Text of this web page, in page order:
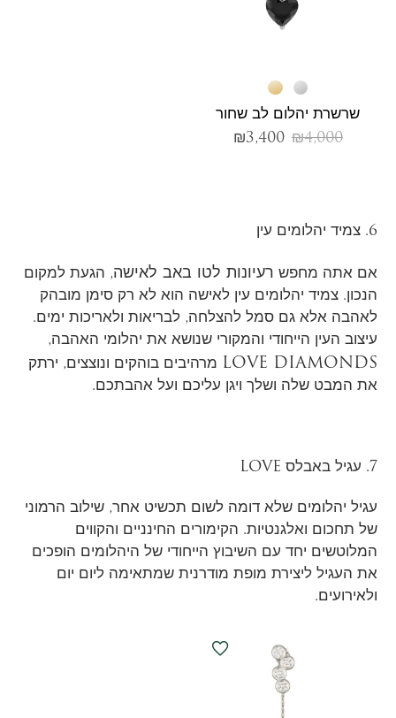
שרשרת יהלום לב שחור
₪4,000
₪3,400
6. צמיד יהלומים עין
אם אתה מחפש רעיונות לטו באב לאישה, הגעת למקום
הנכון. צמיד יהלומים עין לאישה הוא לא רק סימן מובהק
לאהבה אלא גם סמל להצלחה, לבריאות ולאריכות ימים.
עיצוב העין הייחודי והמקורי שנושא את יהלומי האהבה,
LOVE DIAMONDS מרהיבים בוהקים ונוצצים, ירתק
את המבט שלה ושלך ויגן עליכם ועל אהבתכם.
7. עגיל באבלס LOVE
עגיל יהלומים שלא דומה לשום תכשיט אחר, שילוב הרמוני
של תחכום ואלגנטיות. הקימורים החינניים והקווים
המלוטשים יחד עם השיבוץ הייחודי של היהלומים הופכים
את העגיל ליצירת מופת מודרנית שמתאימה ליום יום
ולאירועים.